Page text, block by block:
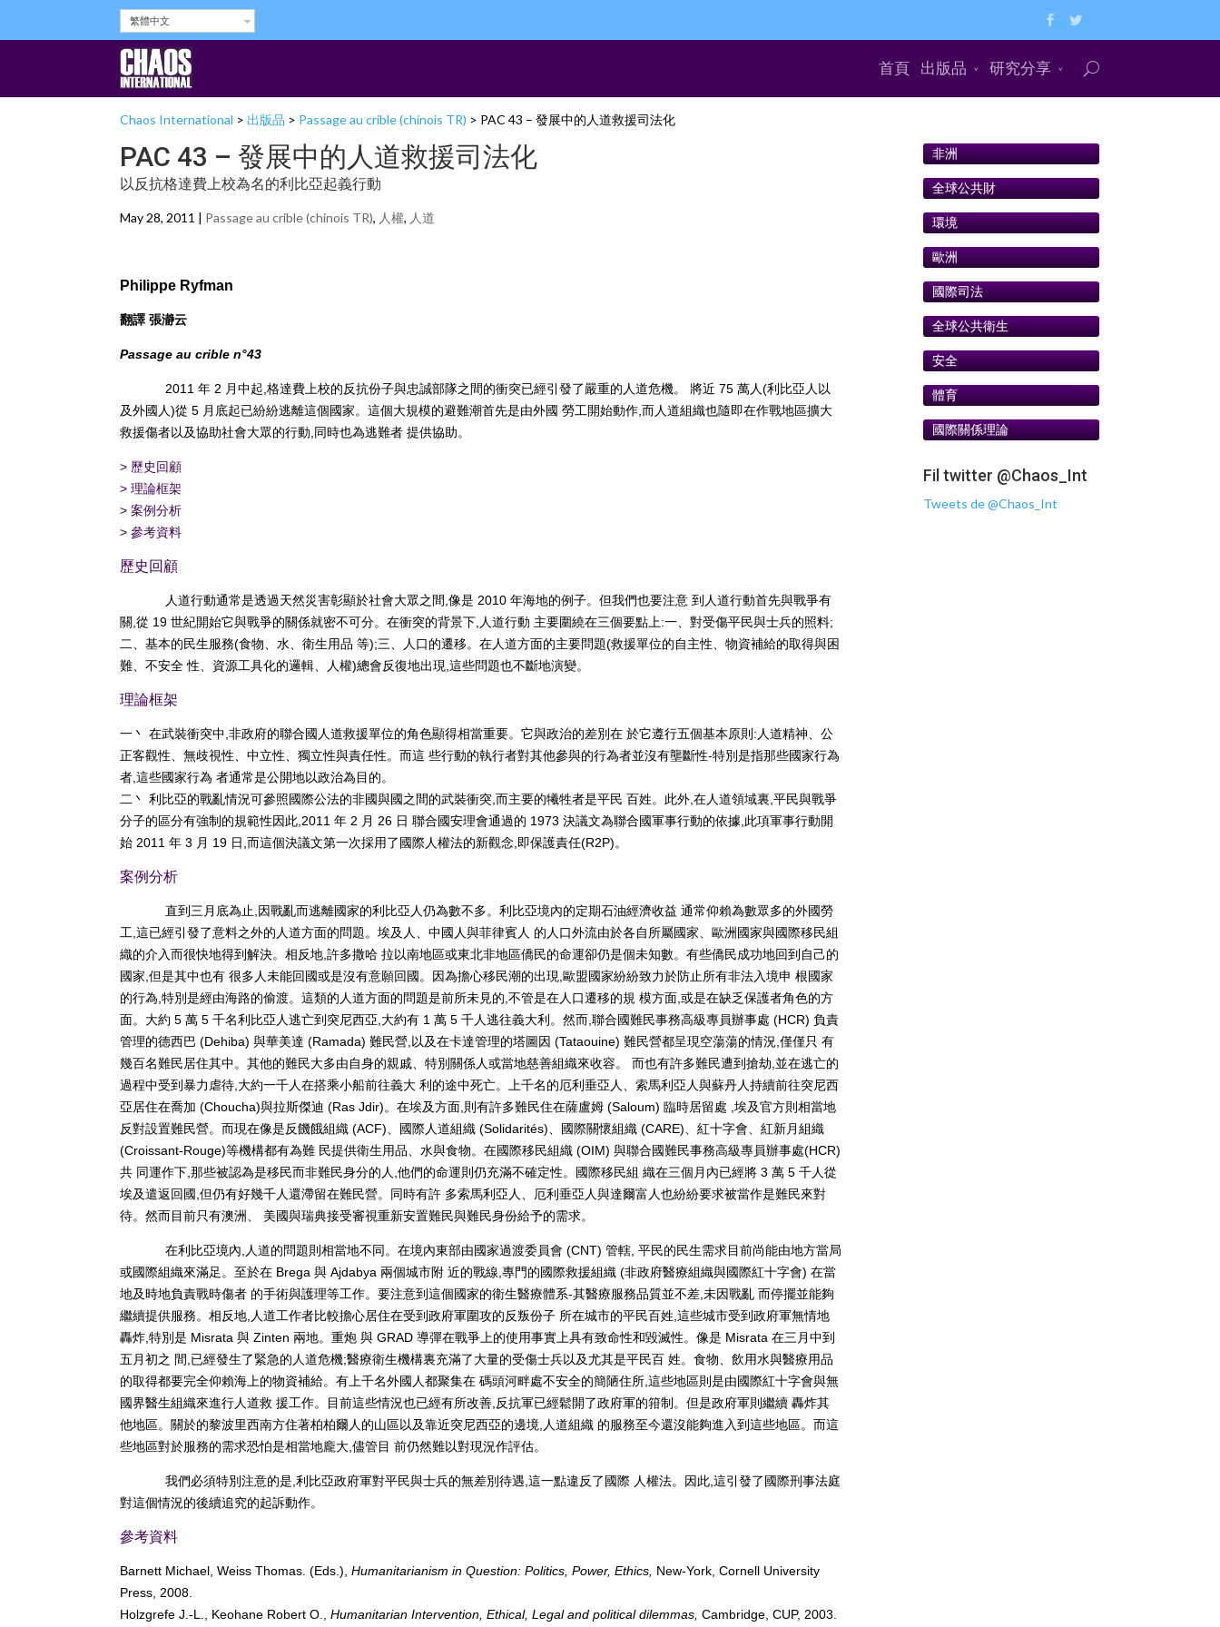
繁體中文
首頁 出版品 研究分享
Chaos International > 出版品 > Passage au crible (chinois TR) > PAC 43 – 發展中的人道救援司法化
PAC 43 – 發展中的人道救援司法化
以反抗格達費上校為名的利比亞起義行動
May 28, 2011 | Passage au crible (chinois TR), 人權, 人道
Philippe Ryfman
翻譯 張瀞云
Passage au crible n°43
2011 年 2 月中起,格達費上校的反抗份子與忠誠部隊之間的衝突已經引發了嚴重的人道危機。 將近 75 萬人(利比亞人以
及外國人)從 5 月底起已紛紛逃離這個國家。這個大規模的避難潮首先是由外國 勞工開始動作,而人道組織也隨即在作戰地區擴大
救援傷者以及協助社會大眾的行動,同時也為逃難者 提供協助。
> 歷史回顧
> 理論框架
> 案例分析
> 參考資料
歷史回顧
人道行動通常是透過天然災害彰顯於社會大眾之間,像是 2010 年海地的例子。但我們也要注意 到人道行動首先與戰爭有
關,從 19 世紀開始它與戰爭的關係就密不可分。在衝突的背景下,人道行動 主要圍繞在三個要點上:一、對受傷平民與士兵的照料;
二、基本的民生服務(食物、水、衛生用品 等);三、人口的遷移。在人道方面的主要問題(救援單位的自主性、物資補給的取得與困
難、不安全 性、資源工具化的邏輯、人權)總會反復地出現,這些問題也不斷地演變。
理論框架
一丶 在武裝衝突中,非政府的聯合國人道救援單位的角色顯得相當重要。它與政治的差別在 於它遵行五個基本原則:人道精神、公
正客觀性、無歧視性、中立性、獨立性與責任性。而這 些行動的執行者對其他參與的行為者並沒有壟斷性-特別是指那些國家行為
者,這些國家行為 者通常是公開地以政治為目的。
二丶 利比亞的戰亂情況可參照國際公法的非國與國之間的武裝衝突,而主要的犧牲者是平民 百姓。此外,在人道領域裏,平民與戰爭
分子的區分有強制的規範性因此,2011 年 2 月 26 日 聯合國安理會通過的 1973 決議文為聯合國軍事行動的依據,此項軍事行動開
始 2011 年 3 月 19 日,而這個決議文第一次採用了國際人權法的新觀念,即保護責任(R2P)。
案例分析
直到三月底為止,因戰亂而逃離國家的利比亞人仍為數不多。利比亞境內的定期石油經濟收益 通常仰賴為數眾多的外國勞
工,這已經引發了意料之外的人道方面的問題。埃及人、中國人與菲律賓人 的人口外流由於各自所屬國家、歐洲國家與國際移民組
織的介入而很快地得到解決。相反地,許多撒哈 拉以南地區或東北非地區僑民的命運卻仍是個未知數。有些僑民成功地回到自己的
國家,但是其中也有 很多人未能回國或是沒有意願回國。因為擔心移民潮的出現,歐盟國家紛紛致力於防止所有非法入境申 根國家
的行為,特別是經由海路的偷渡。這類的人道方面的問題是前所未見的,不管是在人口遷移的規 模方面,或是在缺乏保護者角色的方
面。大約 5 萬 5 千名利比亞人逃亡到突尼西亞,大約有 1 萬 5 千人逃往義大利。然而,聯合國難民事務高級專員辦事處 (HCR) 負責
管理的德西巴 (Dehiba) 與華美達 (Ramada) 難民營,以及在卡達管理的塔圖因 (Tataouine) 難民營都呈現空蕩蕩的情況,僅僅只 有
幾百名難民居住其中。其他的難民大多由自身的親戚、特別關係人或當地慈善組織來收容。 而也有許多難民遭到搶劫,並在逃亡的
過程中受到暴力虐待,大約一千人在搭乘小船前往義大 利的途中死亡。上千名的厄利垂亞人、索馬利亞人與蘇丹人持續前往突尼西
亞居住在喬加 (Choucha)與拉斯傑迪 (Ras Jdir)。在埃及方面,則有許多難民住在薩盧姆 (Saloum) 臨時居留處 ,埃及官方則相當地
反對設置難民營。而現在像是反饑餓組織 (ACF)、國際人道組織 (Solidarités)、國際關懷組織 (CARE)、紅十字會、紅新月組織
(Croissant-Rouge)等機構都有為難 民提供衛生用品、水與食物。在國際移民組織 (OIM) 與聯合國難民事務高級專員辦事處(HCR)
共 同運作下,那些被認為是移民而非難民身分的人,他們的命運則仍充滿不確定性。國際移民組 織在三個月內已經將 3 萬 5 千人從
埃及遣返回國,但仍有好幾千人還滯留在難民營。同時有許 多索馬利亞人、厄利垂亞人與達爾富人也紛紛要求被當作是難民來對
待。然而目前只有澳洲、 美國與瑞典接受審視重新安置難民與難民身份給予的需求。
在利比亞境內,人道的問題則相當地不同。在境內東部由國家過渡委員會 (CNT) 管轄, 平民的民生需求目前尚能由地方當局
或國際組織來滿足。至於在 Brega 與 Ajdabya 兩個城市附 近的戰線,專門的國際救援組織 (非政府醫療組織與國際紅十字會) 在當
地及時地負責戰時傷者 的手術與護理等工作。要注意到這個國家的衛生醫療體系-其醫療服務品質並不差,未因戰亂 而停擺並能夠
繼續提供服務。相反地,人道工作者比較擔心居住在受到政府軍圍攻的反叛份子 所在城市的平民百姓,這些城市受到政府軍無情地
轟炸,特別是 Misrata 與 Zinten 兩地。重炮 與 GRAD 導彈在戰爭上的使用事實上具有致命性和毀滅性。像是 Misrata 在三月中到
五月初之 間,已經發生了緊急的人道危機;醫療衛生機構裏充滿了大量的受傷士兵以及尤其是平民百 姓。食物、飲用水與醫療用品
的取得都要完全仰賴海上的物資補給。有上千名外國人都聚集在 碼頭河畔處不安全的簡陋住所,這些地區則是由國際紅十字會與無
國界醫生組織來進行人道救 援工作。目前這些情況也已經有所改善,反抗軍已經鬆開了政府軍的箝制。但是政府軍則繼續 轟炸其
他地區。關於的黎波里西南方住著柏柏爾人的山區以及靠近突尼西亞的邊境,人道組織 的服務至今還沒能夠進入到這些地區。而這
些地區對於服務的需求恐怕是相當地龐大,儘管目 前仍然難以對現況作評估。
我們必須特別注意的是,利比亞政府軍對平民與士兵的無差別待遇,這一點違反了國際 人權法。因此,這引發了國際刑事法庭
對這個情況的後續追究的起訴動作。
參考資料
Barnett Michael, Weiss Thomas. (Eds.), Humanitarianism in Question: Politics, Power, Ethics, New-York, Cornell University
Press, 2008.
Holzgrefe J.-L., Keohane Robert O., Humanitarian Intervention, Ethical, Legal and political dilemmas, Cambridge, CUP, 2003.
非洲
全球公共財
環境
歐洲
國際司法
全球公共衛生
安全
體育
國際關係理論
Fil twitter @Chaos_Int
Tweets de @Chaos_Int